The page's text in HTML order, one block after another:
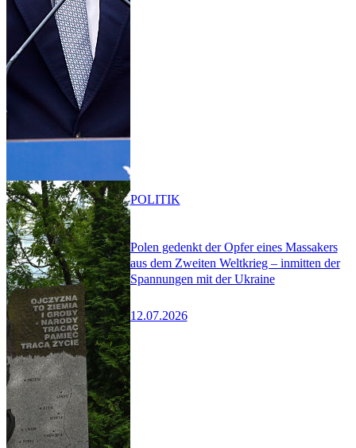
Polen gedenkt der Opfer eines Massakers
aus dem Zweiten Weltkrieg – inmitten der
Spannungen mit der Ukraine
12.07.2026
POLITIK